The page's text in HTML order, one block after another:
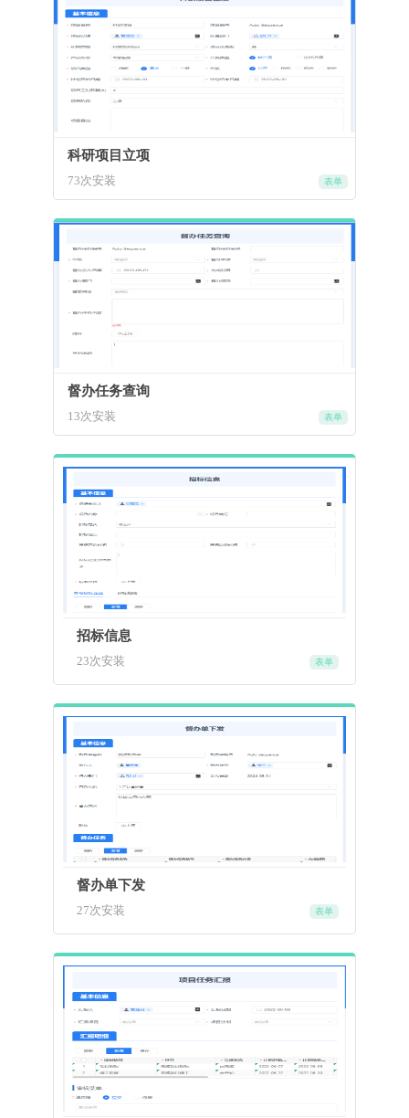
科研项目立项
73次安装 表单
督办任务查询
13次安装 表单
招标信息
23次安装 表单
督办单下发
27次安装 表单